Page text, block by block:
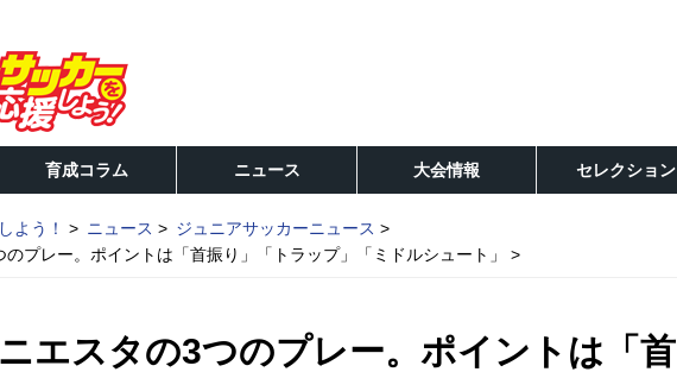
育成コラム ニュース 大会情報 セレクション
よう！ ニュース
ジュニアサッカーニュース
プレー。ポイントは「首振り」「トラップ」「ミドルシュート」
エスタの3つのプレー。ポイントは「首